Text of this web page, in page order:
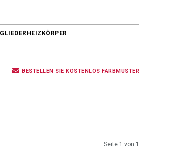
GLIEDERHEIZKÖRPER
BESTELLEN SIE KOSTENLOS FARBMUSTER
Seite 1 von 1